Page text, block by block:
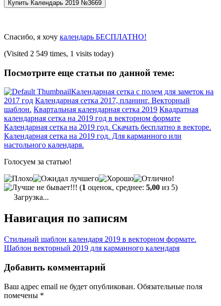
Спасибо, я хочу календарь БЕСПЛАТНО!
(Visited 2 549 times, 1 visits today)
Посмотрите еще статьи по данной теме:
Календарная сетка с полем для заметок на
2017 год Календарная сетка 2017, планинг. Векторный
шаблон. Квартальная календарная сетка 2019 Квадратная
календарная сетка на 2019 год в векторном формате
Календарная сетка на 2019 год. Скачать бесплатно в векторе.
Календарная сетка на 2019 год. Для карманного или
настольного календаря.
Голосуем за статью!
(1 оценок, среднее: 5,00 из 5)
Загрузка...
Навигация по записям
Стильный шаблон календаря 2019 в векторном формате.
Шаблон векторный 2019 для карманного календаря
Добавить комментарий
Ваш адрес email не будет опубликован. Обязательные поля
помечены *